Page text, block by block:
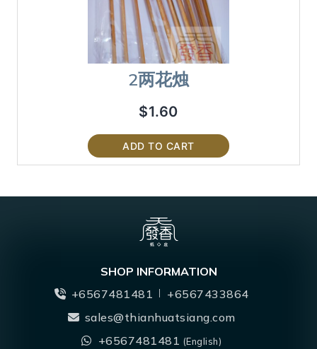
2两花烛
$1.60
ADD TO CART
SHOP INFORMATION
+6567481481
+6567433864
sales@thianhuatsiang.com
+6567481481 (English)